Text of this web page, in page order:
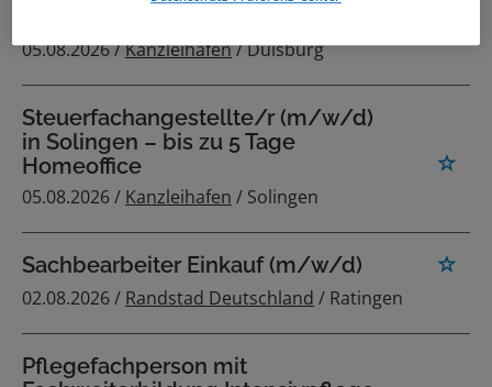
05.08.2026 /Kanzleihafen/ Duisburg
Steuerfachangestellte/r (m/w/d)
in Solingen – bis zu 5 Tage
Homeoffice
05.08.2026 / Kanzleihafen / Solingen
Sachbearbeiter Einkauf (m/w/d)
02.08.2026 / Randstad Deutschland / Ratingen
Pflegefachperson mit